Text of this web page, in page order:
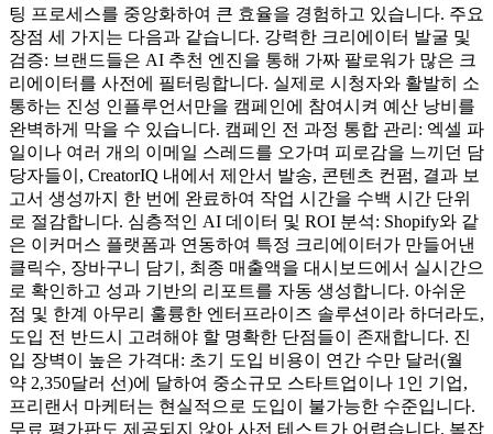
팅 프로세스를 중앙화하여 큰 효율을 경험하고 있습니다. 주요
장점 세 가지는 다음과 같습니다. 강력한 크리에이터 발굴 및
검증: 브랜드들은 AI 추천 엔진을 통해 가짜 팔로워가 많은 크
리에이터를 사전에 필터링합니다. 실제로 시청자와 활발히 소
통하는 진성 인플루언서만을 캠페인에 참여시켜 예산 낭비를
완벽하게 막을 수 있습니다. 캠페인 전 과정 통합 관리: 엑셀 파
일이나 여러 개의 이메일 스레드를 오가며 피로감을 느끼던 담
당자들이, CreatorIQ 내에서 제안서 발송, 콘텐츠 컨펌, 결과 보
고서 생성까지 한 번에 완료하여 작업 시간을 수백 시간 단위
로 절감합니다. 심층적인 AI 데이터 및 ROI 분석: Shopify와 같
은 이커머스 플랫폼과 연동하여 특정 크리에이터가 만들어낸
클릭수, 장바구니 담기, 최종 매출액을 대시보드에서 실시간으
로 확인하고 성과 기반의 리포트를 자동 생성합니다. 아쉬운
점 및 한계 아무리 훌륭한 엔터프라이즈 솔루션이라 하더라도,
도입 전 반드시 고려해야 할 명확한 단점들이 존재합니다. 진
입 장벽이 높은 가격대: 초기 도입 비용이 연간 수만 달러(월
약 2,350달러 선)에 달하여 중소규모 스타트업이나 1인 기업,
프리랜서 마케터는 현실적으로 도입이 불가능한 수준입니다.
무료 평가판도 제공되지 않아 사전 테스트가 어렵습니다. 복잡